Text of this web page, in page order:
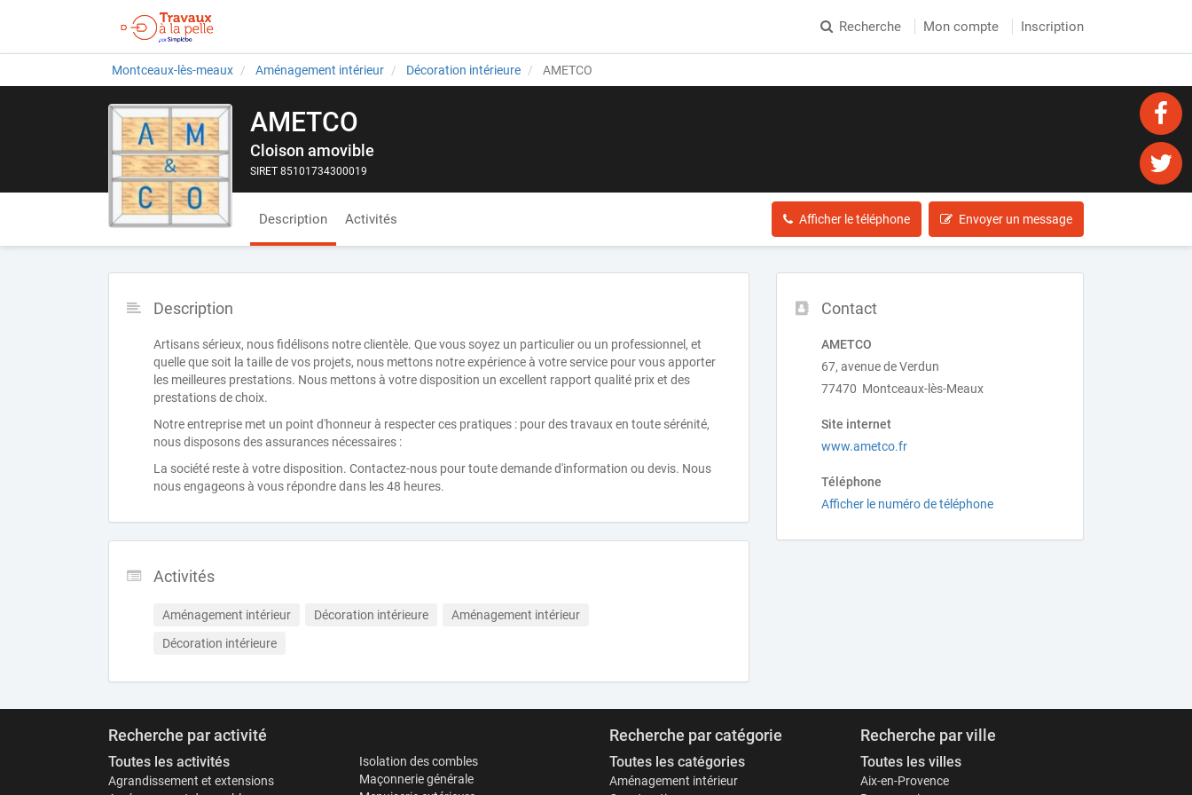
Recherche Mon compte Inscription
Montceaux-lès-meaux Aménagement intérieur Décoration intérieure AMETCO
AMETCO
Cloison amovible
SIRET 85101734300019
Description Activités Afficher le téléphone Envoyer un message
Contact
AMETCO
67, avenue de Verdun
77470 Montceaux-lès-Meaux
Site internet
www.ametco.fr
Téléphone
Afficher le numéro de téléphone
Description
Artisans sérieux, nous fidélisons notre clientèle. Que vous soyez un particulier ou un professionnel, et
quelle que soit la taille de vos projets, nous mettons notre expérience à votre service pour vous apporter
les meilleures prestations. Nous mettons à votre disposition un excellent rapport qualité prix et des
prestations de choix.
Notre entreprise met un point d'honneur à respecter ces pratiques : pour des travaux en toute sérénité,
nous disposons des assurances nécessaires :
La société reste à votre disposition. Contactez-nous pour toute demande d'information ou devis. Nous
nous engageons à vous répondre dans les 48 heures.
Activités
Aménagement intérieur Décoration intérieure
Aménagement intérieur
Décoration intérieure
Recherche par activité
Toutes les activités
Agrandissement et extensions
Isolation des combles
Maçonnerie générale
Recherche par catégorie
Toutes les catégories
Aménagement intérieur
Recherche par ville
Toutes les villes
Aix-en-Provence